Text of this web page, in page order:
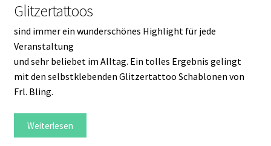
Glitzertattoos
sind immer ein wunderschönes Highlight für jede
Veranstaltung
und sehr beliebet im Alltag. Ein tolles Ergebnis gelingt
mit den selbstklebenden Glitzertattoo Schablonen von
Frl. Bling.
Weiterlesen